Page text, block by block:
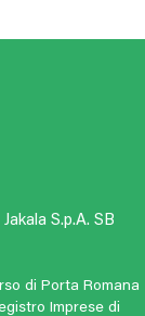
S.p.A. SB
di Porta Romana
Imprese di